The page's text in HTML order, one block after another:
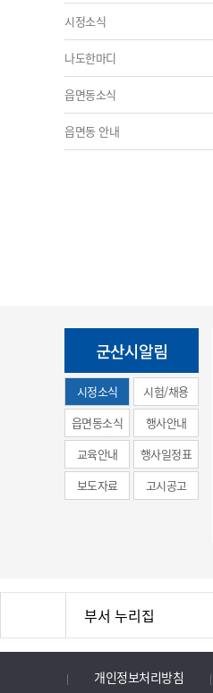
시정소식
나도한마디
읍면동소식
읍면동 안내
군산시알림
시정소식
(municipal
news)
시험/채용
읍면동소식
행사안내
교육안내
행사일정표
보도자료
고시공고
부서 누리집
개인정보처리방침